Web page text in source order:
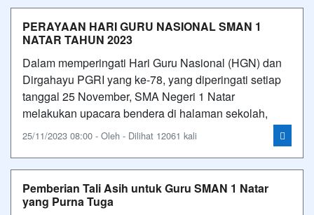
PERAYAAN HARI GURU NASIONAL SMAN 1
NATAR TAHUN 2023
Dalam memperingati Hari Guru Nasional (HGN) dan
Dirgahayu PGRI yang ke-78, yang diperingati setiap
tanggal 25 November, SMA Negeri 1 Natar
melakukan upacara bendera di halaman sekolah,
25/11/2023 08:00 - Oleh - Dilihat 12061 kali
Pemberian Tali Asih untuk Guru SMAN 1 Natar
yang Purna Tuga